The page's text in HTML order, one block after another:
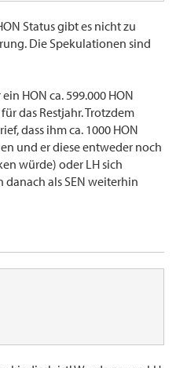
Status gibt es nicht zu
Die Spekulationen sind
HON ca. 599.000 HON
das Restjahr. Trotzdem
dass ihm ca. 1000 HON
und er diese entweder noch
würde) oder LH sich
als SEN weiterhin